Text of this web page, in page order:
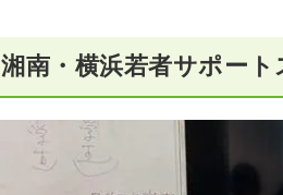
湘南・横浜若者サポー